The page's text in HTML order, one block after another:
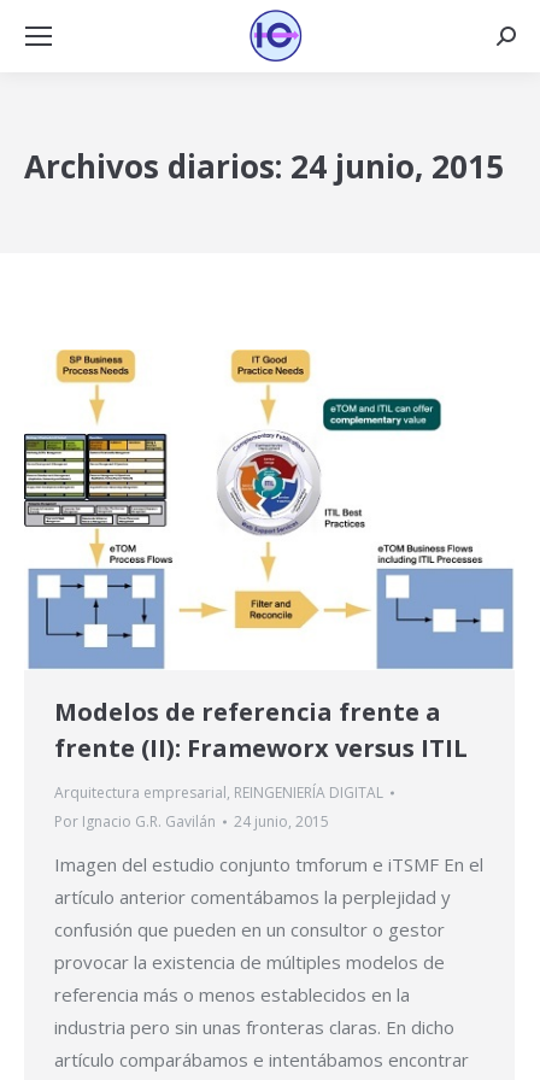
Archivos diarios: 24 junio, 2015
Modelos de referencia frente a
frente (II): Frameworx versus ITIL
Arquitectura empresarial, REINGENIERÍA DIGITAL
Por Ignacio G.R. Gavilán 24 junio, 2015
Imagen del estudio conjunto tmforum e iTSMF En el
artículo anterior comentábamos la perplejidad y
confusión que pueden en un consultor o gestor
provocar la existencia de múltiples modelos de
referencia más o menos establecidos en la
industria pero sin unas fronteras claras. En dicho
artículo comparábamos e intentábamos encontrar